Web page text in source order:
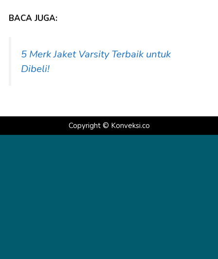
BACA JUGA:
5 Merk Jaket Varsity Terbaik untuk
Dibeli!
Copyright © Konveksi.co